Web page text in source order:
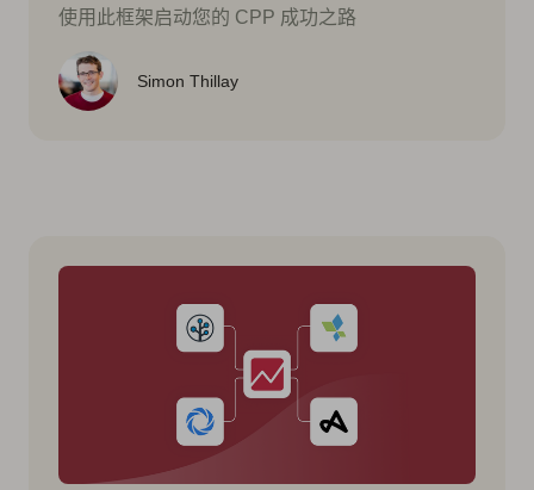
使用此框架启动您的 CPP 成功之路
Simon Thillay